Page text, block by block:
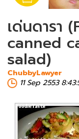
เด่นดารา
canned
salad)
ChubbyLawyer
11 Sep 2553